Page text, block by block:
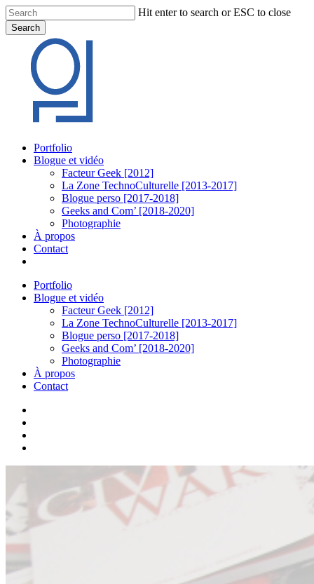
Skip
to
main
content
Hit enter to search or ESC to close
Search
Search
Menu
Portfolio
Blogue et vidéo
Facteur Geek [2012]
La Zone TechnoCulturelle [2013-2017]
Blogue perso [2017-2018]
Geeks and Com’ [2018-2020]
Photographie
À propos
Contact
Portfolio
Blogue et vidéo
Facteur Geek [2012]
La Zone TechnoCulturelle [2013-2017]
Blogue perso [2017-2018]
Geeks and Com’ [2018-2020]
Photographie
À propos
Contact